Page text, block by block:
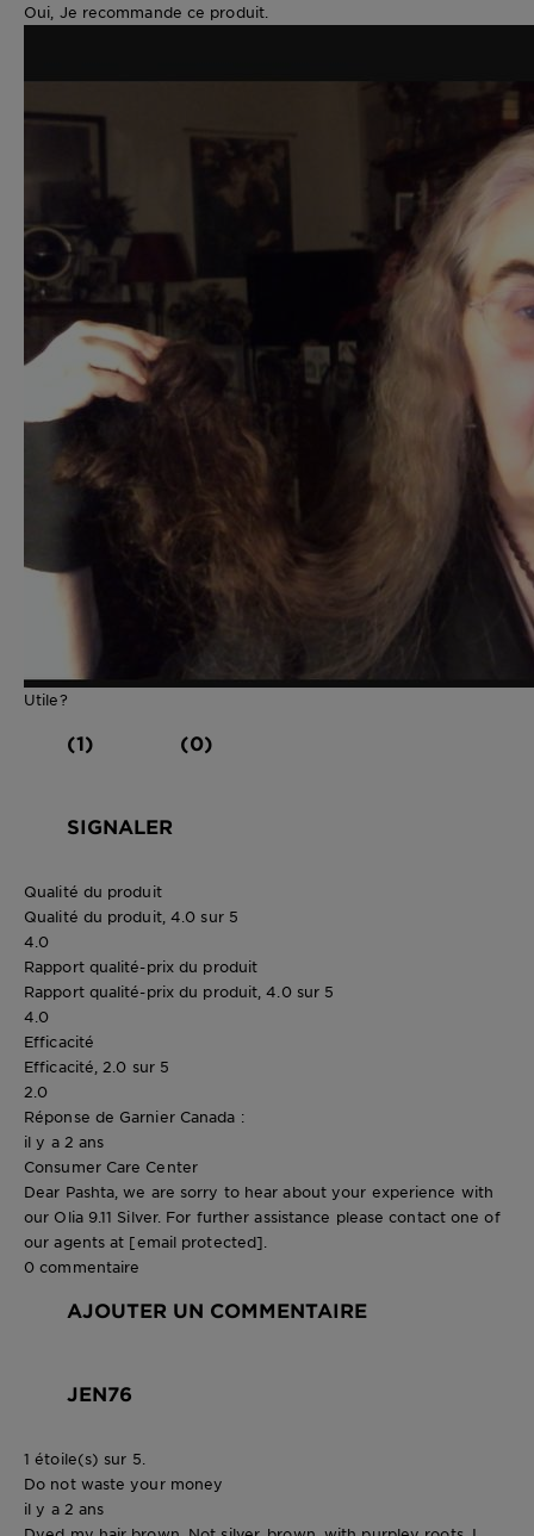
Oui, Je recommande ce produit.
Utile?
(1) (0)
SIGNALER
Qualité du produit
Qualité du produit, 4.0 sur 5
4.0
Rapport qualité-prix du produit
Rapport qualité-prix du produit, 4.0 sur 5
4.0
Efficacité
Efficacité, 2.0 sur 5
2.0
Réponse de Garnier Canada :
il y a 2 ans
Consumer Care Center
Dear Pashta, we are sorry to hear about your experience with
our Olia 9.11 Silver. For further assistance please contact one of
our agents at [email protected]
0 commentaire
AJOUTER UN COMMENTAIRE
JEN76
1 étoile(s) sur 5.
Do not waste your money
il y a 2 ans